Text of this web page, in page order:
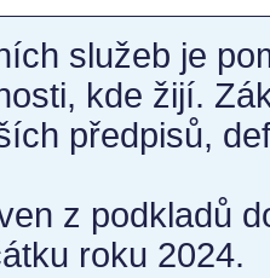
služeb je
kde žijí.
předpisů,
z podkladů
roku 2024.